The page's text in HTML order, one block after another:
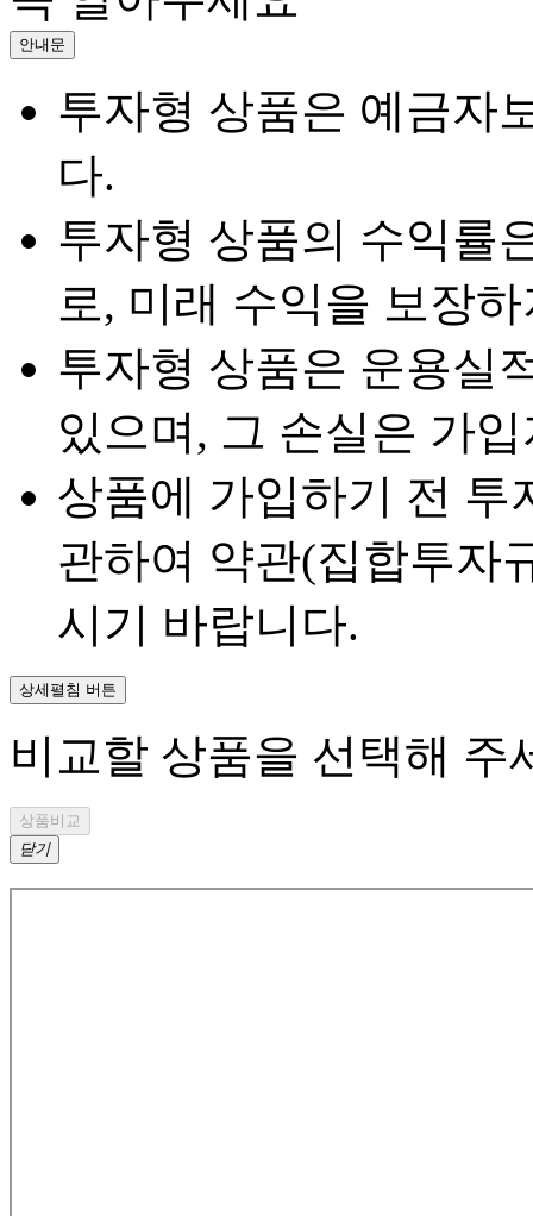
안내문
투자형 상품은 예금자
다.
투자형 상품의 수익률
로, 미래 수익을 보장
투자형 상품은 운용실
있으며, 그 손실은 가
상품에 가입하기 전 투
관하여 약관(집합투자
시기 바랍니다.
상세펼침 버튼
비교할 상품을 선택해 주
상품비교
닫기